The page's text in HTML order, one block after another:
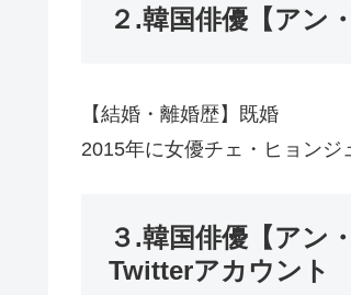
２.韓国俳優【アン
【結婚・離婚歴】既婚
2015年に女優チェ・ヒョンジ
３.韓国俳優【アン
Twitterアカウント